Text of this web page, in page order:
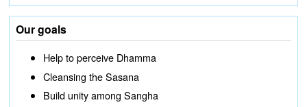
Our goals
Help to perceive Dhamma
Cleansing the Sasana
Build unity among Sangha